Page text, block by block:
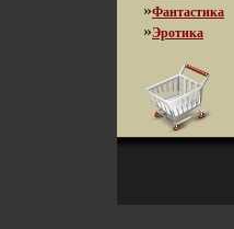
»Фантастика
»Эротика